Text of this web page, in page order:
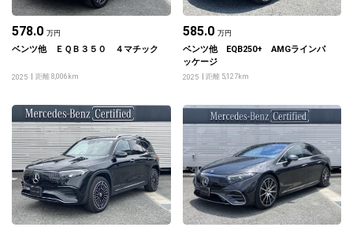
578.0 万円
ベンツ他 ＥＱＢ３５０ ４マチック
2025 距離 8,006km
585.0 万円
ベンツ他 EQB250+ AMGラインパ
ッケージ
2025 距離 5,127km